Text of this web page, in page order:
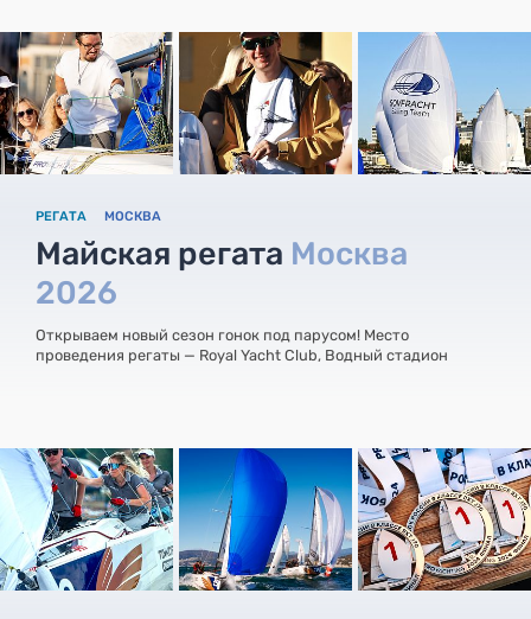
РЕГАТА МОСКВА
Майская регата Москва
2026
Открываем новый сезон гонок под парусом! Место
проведения регаты — Royal Yacht Club, Водный стадион